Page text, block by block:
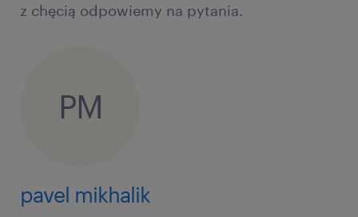
z chęcią odpowiemy na pytania.
PM
pavel mikhalik